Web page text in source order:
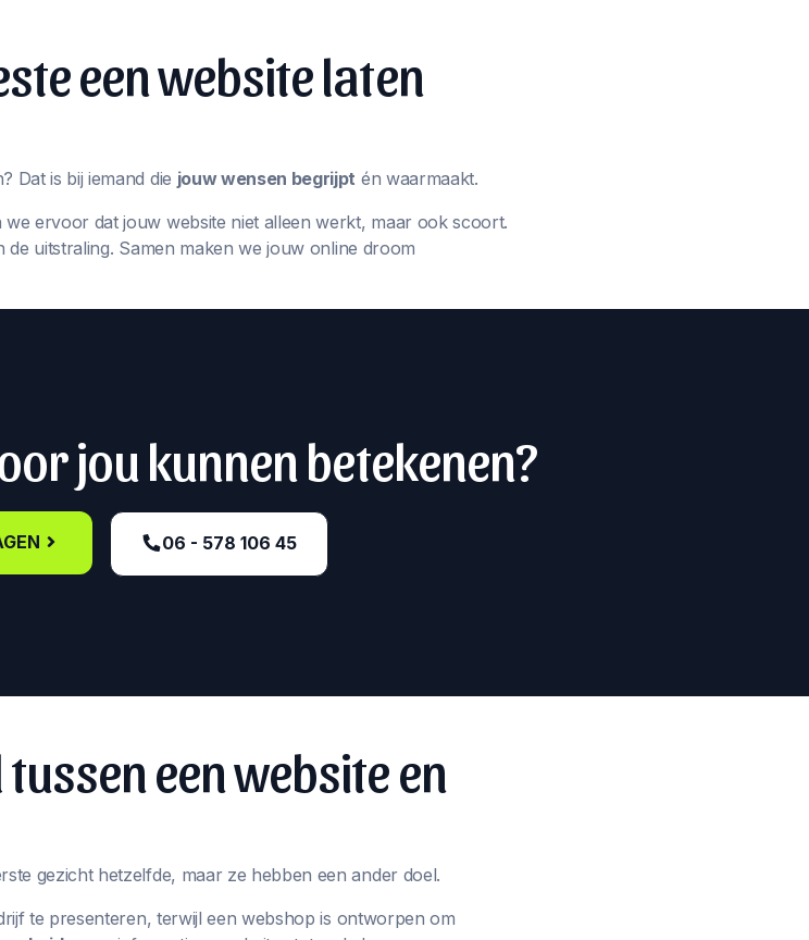
een website laten
Dat is bij iemand die jouw wensen begrijpt én waarmaakt.
we ervoor dat jouw website niet alleen werkt, maar ook scoort.
uitstraling. Samen maken we jouw online droom
jou kunnen betekenen?
06 - 578 106 45‬
een website en
gezicht hetzelfde, maar ze hebben een ander doel.
te presenteren, terwijl een webshop is ontworpen om